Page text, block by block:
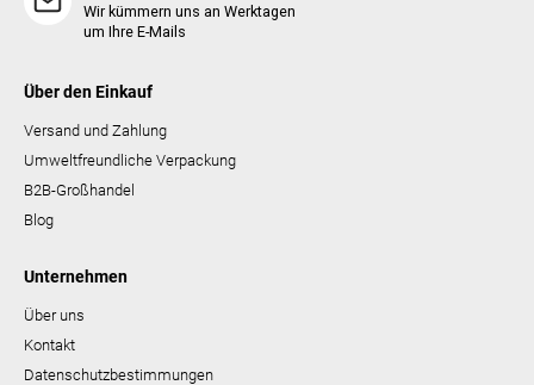
Wir kümmern uns an Werktagen
um Ihre E-Mails
Über den Einkauf
Versand und Zahlung
Umweltfreundliche Verpackung
B2B-Großhandel
Blog
Unternehmen
Über uns
Kontakt
Datenschutzbestimmungen